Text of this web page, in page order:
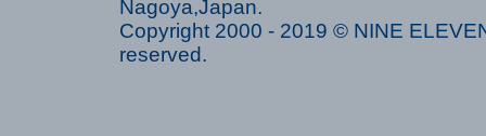
Nagoya,Japan.
Copyright 2000 - 2019 © NINE
reserved.